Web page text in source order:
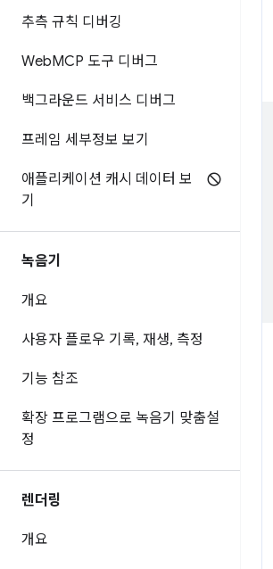
추측 규칙 디버깅
WebMCP 도구 디버그
백그라운드 서비스 디버그
프레임 세부정보 보기
애플리케이션 캐시 데이터 보
기
녹음기
개요
사용자 플로우 기록, 재생, 측정
기능 참조
확장 프로그램으로 녹음기 맞춤설
정
렌더링
개요